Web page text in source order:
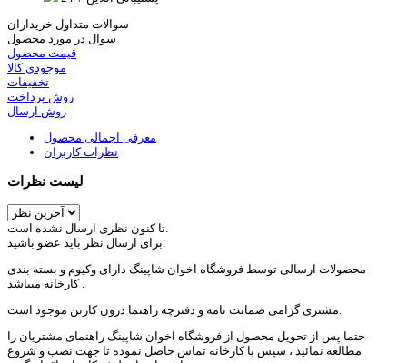
سوالات متداول خریداران
سوال در مورد محصول
قیمت محصول
موجودی کالا
تخفیفات
روش پرداخت
روش ارسال
معرفی اجمالی محصول
نظرات کاربران
لیست نظرات
محصولات ارسالی توسط فروشگاه اخوان شاپینگ دارای وکیوم و بسته بندی
کارخانه میباشد .
حتما پس از تحویل محصول از فروشگاه اخوان شاپینگ راهنمای مشتریان را
مطالعه نمائید ، سپس با کارخانه تماس حاصل نموده تا جهت نصب و شروع